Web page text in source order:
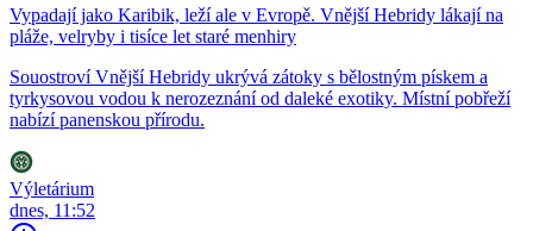
Vypadají jako Karibik, leží ale v Evropě. Vnější Hebridy lákají na
pláže, velryby i tisíce let staré menhiry
Souostroví Vnější Hebridy ukrývá zátoky s bělostným pískem a
tyrkysovou vodou k nerozeznání od daleké exotiky. Místní pobřeží
nabízí panenskou přírodu.
Výletárium
dnes, 11:52